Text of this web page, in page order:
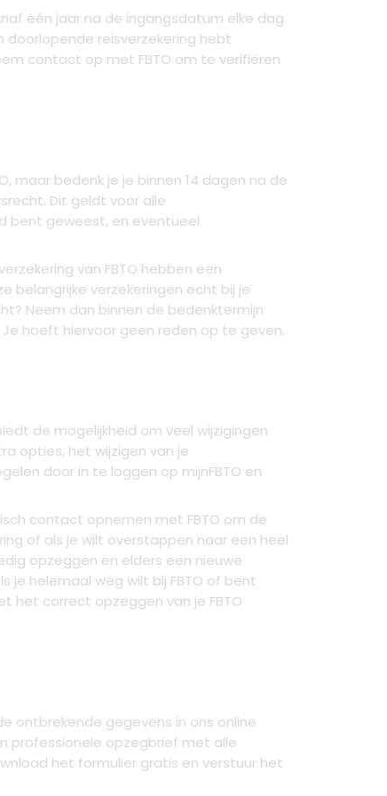
één jaar na de ingangsdatum elke dag
reisverzekering hebt
contact op met FBTO om te verifiëren
maar bedenk je je binnen 14 dagen na de
Dit geldt voor alle
bent geweest, en eventueel
van FBTO hebben een
belangrijke verzekeringen echt bij je
Neem dan binnen de bedenktermijn
hoeft hiervoor geen reden op te geven.
de mogelijkheid om veel wijzigingen
opties, het wijzigen van je
door in te loggen op mijnFBTO en
contact opnemen met FBTO om de
of als je wilt overstappen naar een heel
opzeggen en elders een nieuwe
je helemaal weg wilt bij FBTO of bent
het correct opzeggen van je FBTO
ontbrekende gegevens in ons online
professionele opzegbrief met alle
het formulier gratis en verstuur het